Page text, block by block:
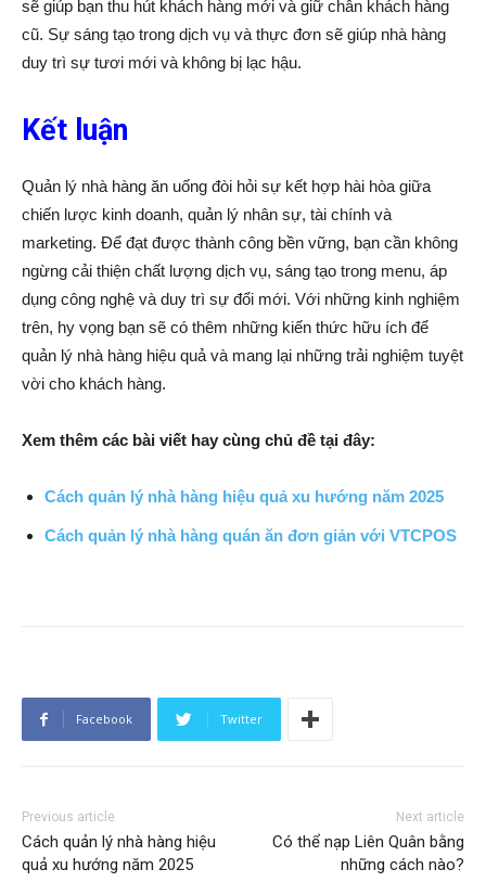
sẽ giúp bạn thu hút khách hàng mới và giữ chân khách hàng
cũ. Sự sáng tạo trong dịch vụ và thực đơn sẽ giúp nhà hàng
duy trì sự tươi mới và không bị lạc hậu.
Kết luận
Quản lý nhà hàng ăn uống đòi hỏi sự kết hợp hài hòa giữa
chiến lược kinh doanh, quản lý nhân sự, tài chính và
marketing. Để đạt được thành công bền vững, bạn cần không
ngừng cải thiện chất lượng dịch vụ, sáng tạo trong menu, áp
dụng công nghệ và duy trì sự đổi mới. Với những kinh nghiệm
trên, hy vọng bạn sẽ có thêm những kiến thức hữu ích để
quản lý nhà hàng hiệu quả và mang lại những trải nghiệm tuyệt
vời cho khách hàng.
Xem thêm các bài viết hay cùng chủ đề tại đây:
Cách quản lý nhà hàng hiệu quả xu hướng năm 2025
Cách quản lý nhà hàng quán ăn đơn giản với VTCPOS
Facebook Twitter
Previous article
Cách quản lý nhà hàng hiệu
quả xu hướng năm 2025
Next article
Có thể nạp Liên Quân bằng
những cách nào?